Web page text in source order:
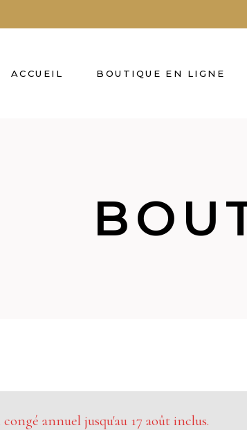
ACCUEIL BOUTIQUE EN LIGNE
annuel jusqu'au 17 août inclus.